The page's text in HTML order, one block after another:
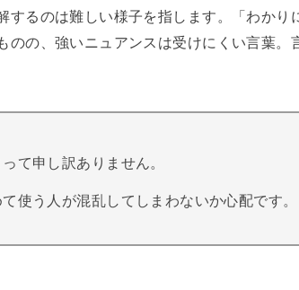
するのは難しい様子を指します。「わかり
のの、強いニュアンスは受けにくい言葉。
て申し訳ありません。
使う人が混乱してしまわないか心配です。